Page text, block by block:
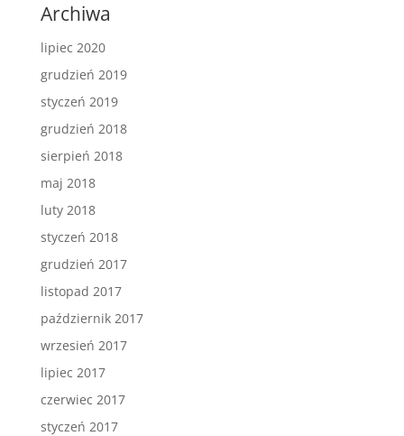
Archiwa
lipiec 2020
grudzień 2019
styczeń 2019
grudzień 2018
sierpień 2018
maj 2018
luty 2018
styczeń 2018
grudzień 2017
listopad 2017
październik 2017
wrzesień 2017
lipiec 2017
czerwiec 2017
styczeń 2017